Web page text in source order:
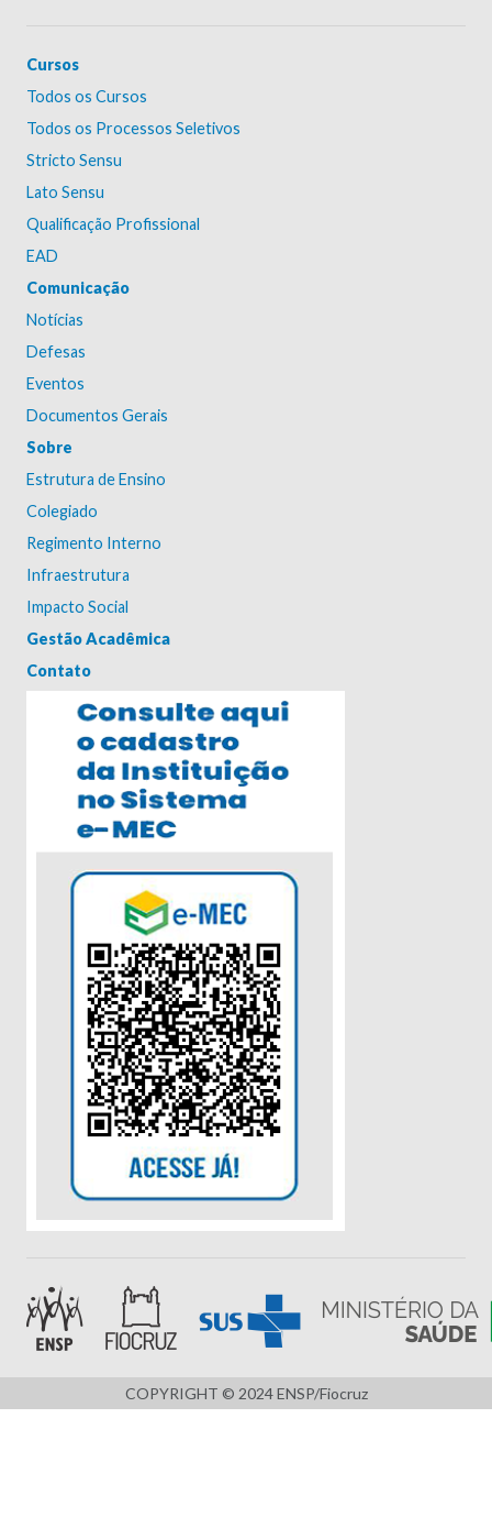
Cursos
Todos os Cursos
Todos os Processos Seletivos
Stricto Sensu
Lato Sensu
Qualificação Profissional
EAD
Comunicação
Notícias
Defesas
Eventos
Documentos Gerais
Sobre
Estrutura de Ensino
Colegiado
Regimento Interno
Infraestrutura
Impacto Social
Gestão Acadêmica
Contato
COPYRIGHT © 2024 ENSP/Fiocruz